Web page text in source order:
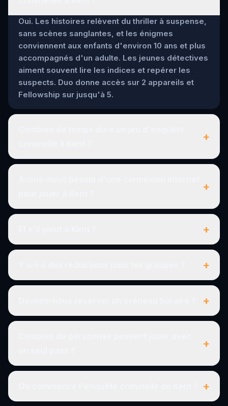
Oui. Les histoires relèvent du thriller à suspense,
sans scènes sanglantes, et les énigmes
conviennent aux enfants d'environ 10 ans et plus
accompagnés d'un adulte. Les jeunes détectives
aiment souvent lire les indices et repérer les
suspects. Duo donne accès sur 2 appareils et
Fellowship sur jusqu'à 5.
+
+
+
+
+
+
+